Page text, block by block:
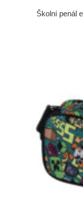
Školní penál